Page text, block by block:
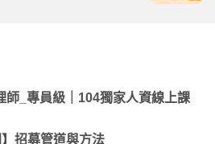
師_專員級｜104獨家人資線上課
】招募管道與方法